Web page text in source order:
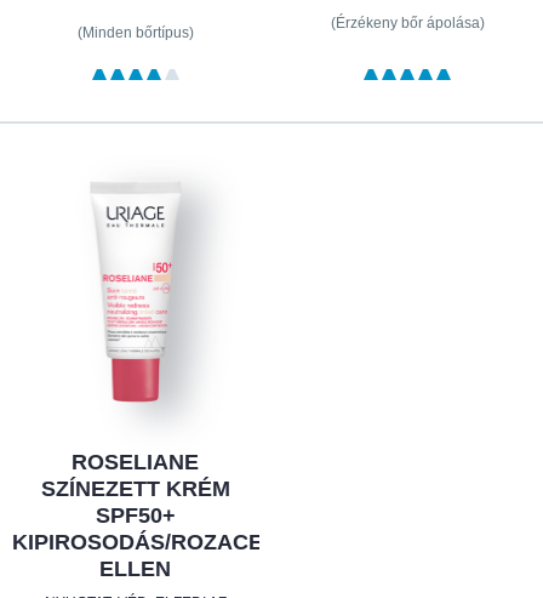
(Minden bőrtípus)
(Érzékeny bőr ápolása)
ROSELIANE
SZÍNEZETT KRÉM
SPF50+
KIPIROSODÁS/ROZACEA
ELLEN